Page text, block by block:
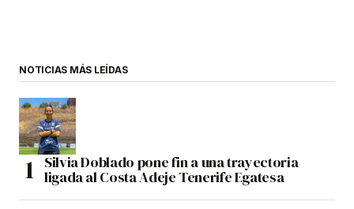
NOTICIAS MÁS LEÍDAS
Silvia Doblado pone fin a una trayectoria
ligada al Costa Adeje Tenerife Egatesa